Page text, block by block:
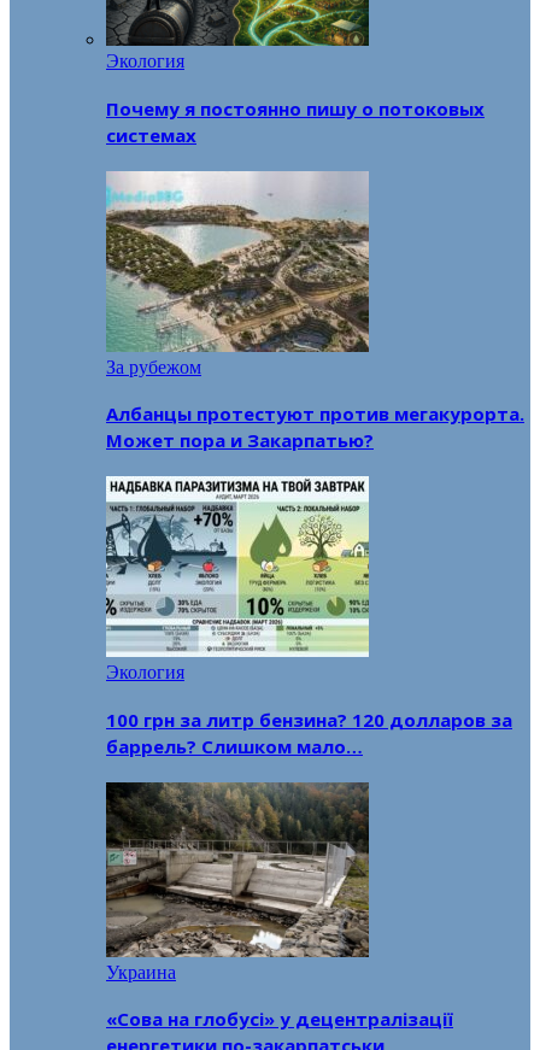
Экология
Почему я постоянно пишу о потоковых
системах
За рубежом
Албанцы протестуют против мегакурорта.
Может пора и Закарпатью?
Экология
100 грн за литр бензина? 120 долларов за
баррель? Слишком мало…
Украина
«Сова на глобусі» у децентралізації